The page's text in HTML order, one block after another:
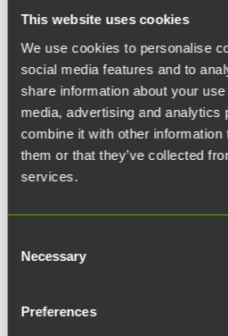
This website uses cookies
We use cookies to personalise
social media features and to
share information about your
media, advertising and analytics
combine it with other information
them or that they’ve collected
services.
Selection
Necessary
Preferences
Circutus
arjen
kohtaamisia
Circutus tulee
Circutus on
voi lainata ja